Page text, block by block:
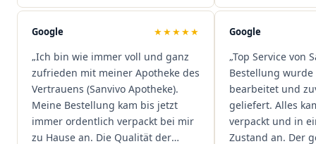
sind extrem zügig, was mir jedes
Mal viel Zeit spart. Man merkt,
Kundenzufriedenheit an erster
Stelle stehen. Vielen Dank an das
Team von Sanvivo – ich bin
rundum begeistert!"
Google ★★★★★
„Ich bin wie immer voll und ganz
zufrieden mit meiner Apotheke des
Vertrauens (Sanvivo Apotheke).
Meine Bestellung kam bis jetzt
immer ordentlich verpackt bei mir
zu Hause an. Die Qualität der
Google
„Top Service von
Bestellung wurde
bearbeitet und
geliefert. Alles
verpackt und in
Zustand an. Der